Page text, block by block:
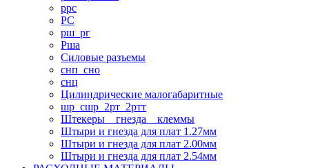
ррс
РС
рш_рг
Рша
Силовые разъемы
снп_сно
снц
Цилиндрические малогабаритные
шр_сшр_2рт_2ртт
Штекеры _ гнезда _ клеммы
Штыри и гнезда для плат 1.27мм
Штыри и гнезда для плат 2.00мм
Штыри и гнезда для плат 2.54мм